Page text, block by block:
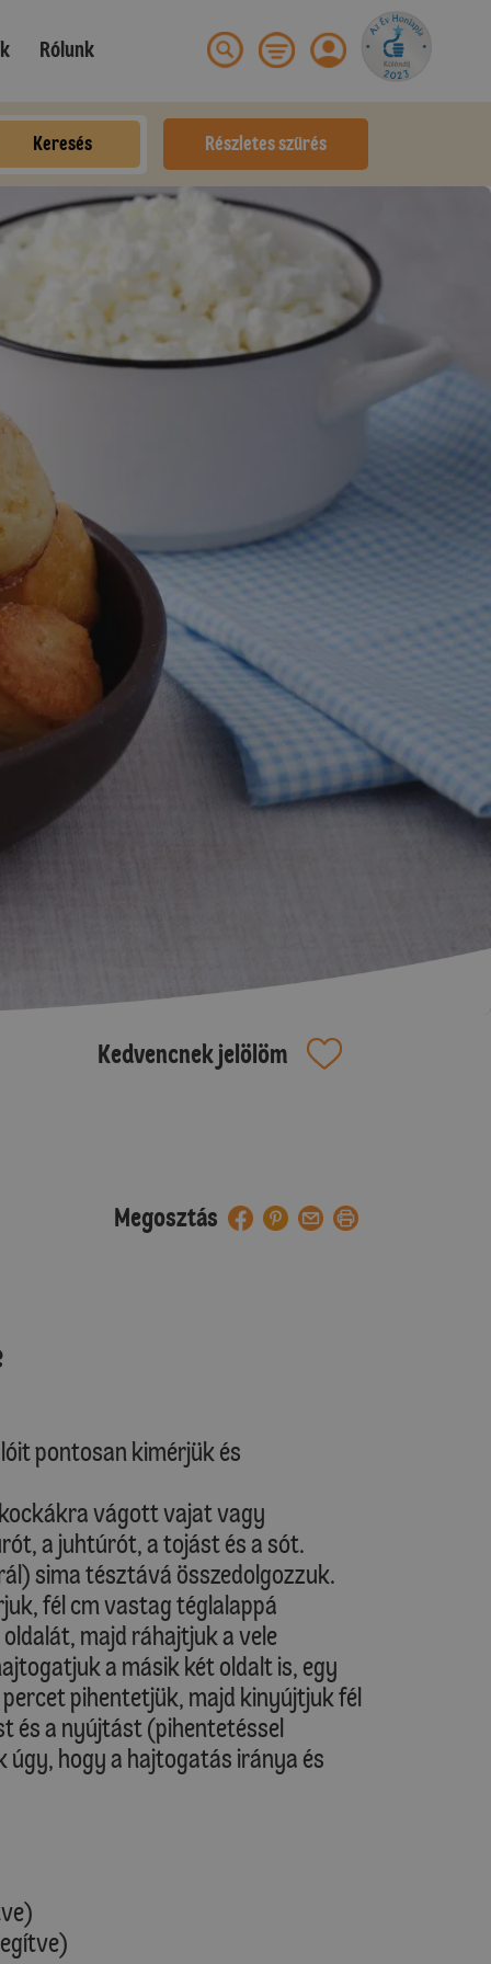
Rólunk
Keresés Részletes szűrés
Kedvencnek jelölöm
Megosztás
pontosan kimérjük és
vágott vajat vagy
a juhtúrót, a tojást és a sót.
sima tésztává összedolgozzuk.
fél cm vastag téglalappá
majd ráhajtjuk a vele
a másik két oldalt is, egy
pihentetjük, majd kinyújtjuk fél
és a nyújtást (pihentetéssel
hogy a hajtogatás iránya és